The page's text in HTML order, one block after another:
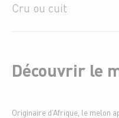
Cru ou cuit
Découvrir le
Originaire d’Afrique, le melon